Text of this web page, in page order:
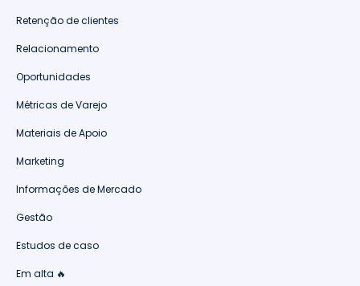
Retenção de clientes
Relacionamento
Oportunidades
Métricas de Varejo
Materiais de Apoio
Marketing
Informações de Mercado
Gestão
Estudos de caso
Em alta 🔥